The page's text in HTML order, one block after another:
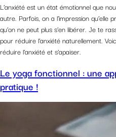
L’anxiété est un état émotionnel que
autre. Parfois, on a l’impression
qu’on ne peut plus s’en libérer. Je te
pour réduire l’anxiété naturellement.
réduire l’anxiété et s’apaiser.
Le yoga fonctionnel : une
pratique !